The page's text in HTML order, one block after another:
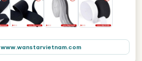
www.wanstarvietnam.com